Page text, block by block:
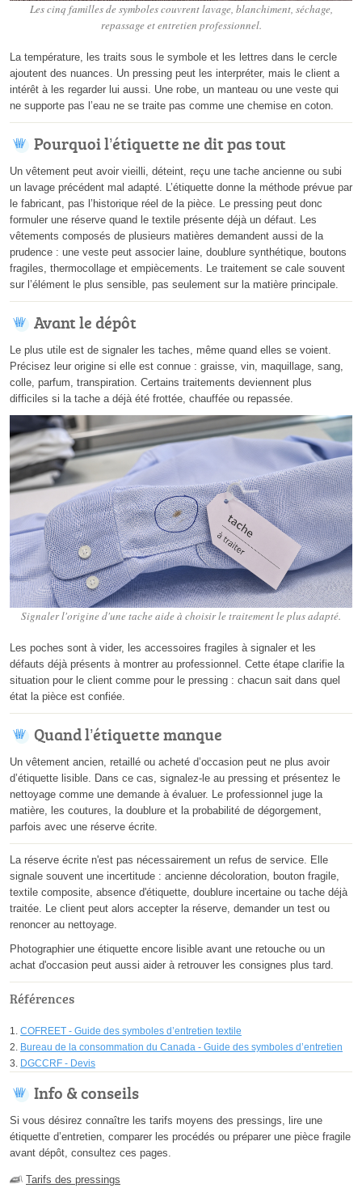
Les cinq familles de symboles couvrent lavage, blanchiment, séchage,
repassage et entretien professionnel.
La température, les traits sous le symbole et les lettres dans le cercle
ajoutent des nuances. Un pressing peut les interpréter, mais le client a
intérêt à les regarder lui aussi. Une robe, un manteau ou une veste qui
ne supporte pas l’eau ne se traite pas comme une chemise en coton.
Pourquoi l’étiquette ne dit pas tout
Un vêtement peut avoir vieilli, déteint, reçu une tache ancienne ou subi
un lavage précédent mal adapté. L’étiquette donne la méthode prévue par
le fabricant, pas l’historique réel de la pièce. Le pressing peut donc
formuler une réserve quand le textile présente déjà un défaut. Les
vêtements composés de plusieurs matières demandent aussi de la
prudence : une veste peut associer laine, doublure synthétique, boutons
fragiles, thermocollage et empiècements. Le traitement se cale souvent
sur l’élément le plus sensible, pas seulement sur la matière principale.
Avant le dépôt
Le plus utile est de signaler les taches, même quand elles se voient.
Précisez leur origine si elle est connue : graisse, vin, maquillage, sang,
colle, parfum, transpiration. Certains traitements deviennent plus
difficiles si la tache a déjà été frottée, chauffée ou repassée.
Signaler l'origine d'une tache aide à choisir le traitement le plus adapté.
Les poches sont à vider, les accessoires fragiles à signaler et les
défauts déjà présents à montrer au professionnel. Cette étape clarifie la
situation pour le client comme pour le pressing : chacun sait dans quel
état la pièce est confiée.
Quand l’étiquette manque
Un vêtement ancien, retaillé ou acheté d’occasion peut ne plus avoir
d’étiquette lisible. Dans ce cas, signalez-le au pressing et présentez le
nettoyage comme une demande à évaluer. Le professionnel juge la
matière, les coutures, la doublure et la probabilité de dégorgement,
parfois avec une réserve écrite.
La réserve écrite n'est pas nécessairement un refus de service. Elle
signale souvent une incertitude : ancienne décoloration, bouton fragile,
textile composite, absence d'étiquette, doublure incertaine ou tache déjà
traitée. Le client peut alors accepter la réserve, demander un test ou
renoncer au nettoyage.
Photographier une étiquette encore lisible avant une retouche ou un
achat d'occasion peut aussi aider à retrouver les consignes plus tard.
Références
COFREET - Guide des symboles d’entretien textile
Bureau de la consommation du Canada - Guide des symboles d’entretien
DGCCRF - Devis
Info & conseils
Si vous désirez connaître les tarifs moyens des pressings, lire une
étiquette d’entretien, comparer les procédés ou préparer une pièce fragile
avant dépôt, consultez ces pages.
Tarifs des pressings